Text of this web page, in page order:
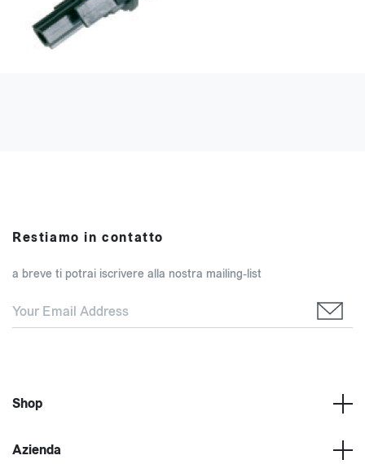
Restiamo in contatto
a breve ti potrai iscrivere alla nostra mailing-list
Shop
Azienda